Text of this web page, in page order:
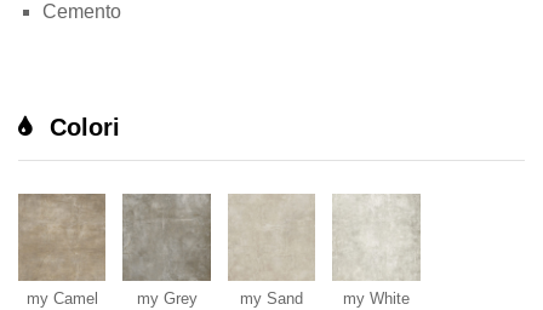
Cemento
Colori
my Camel my Grey my Sand my White